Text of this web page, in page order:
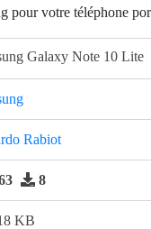
pour votre téléphone
Galaxy Note 10 Lite
Rabiot
8
KB